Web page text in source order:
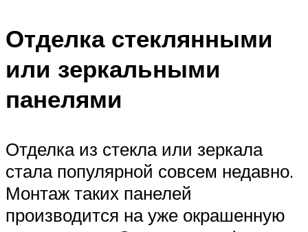
Отделка стеклянными
или зеркальными
панелями
Отделка из стекла или зеркала
стала популярной совсем недавно.
Монтаж таких панелей
производится на уже окрашенную